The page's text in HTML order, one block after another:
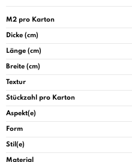
M2 pro Karton
Dicke (cm)
Länge (cm)
Breite (cm)
Textur
Stückzahl pro Karton
Aspekt(e)
Form
Stil(e)
Material